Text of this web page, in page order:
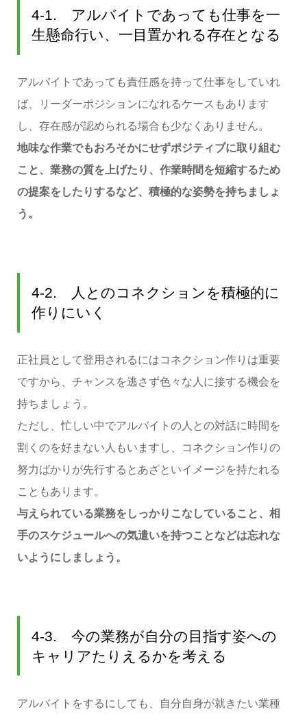
4-1. アルバイトであっても仕事を一
生懸命行い、一目置かれる存在となる
アルバイトであっても責任感を持って仕事をしていれ
ば、リーダーポジションになれるケースもあります
し、存在感が認められる場合も少なくありません。
地味な作業でもおろそかにせずポジティブに取り組む
こと、業務の質を上げたり、作業時間を短縮するため
の提案をしたりするなど、積極的な姿勢を持ちましょ
う。
4-2. 人とのコネクションを積極的に
作りにいく
正社員として登用されるにはコネクション作りは重要
ですから、チャンスを逃さず色々な人に接する機会を
持ちましょう。
ただし、忙しい中でアルバイトの人との対話に時間を
割くのを好まない人もいますし、コネクション作りの
努力ばかりが先行するとあざといイメージを持たれる
こともあります。
与えられている業務をしっかりこなしていること、相
手のスケジュールへの気遣いを持つことなどは忘れな
いようにしましょう。
4-3. 今の業務が自分の目指す姿への
キャリアたりえるかを考える
アルバイトをするにしても、自分自身が就きたい業種